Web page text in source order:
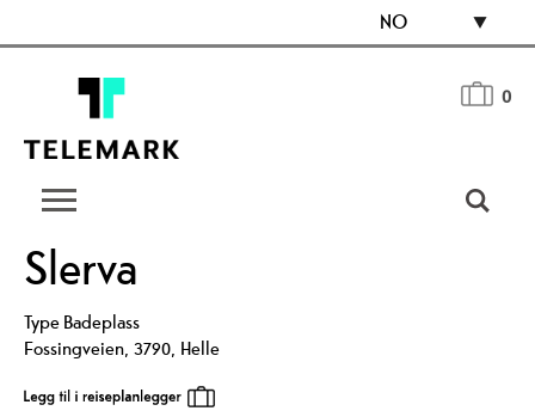
NO
0
Slerva
TypeBadeplass
Fossingveien, 3790, Helle